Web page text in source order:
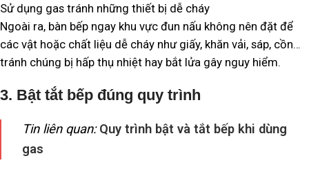
Sử dụng gas tránh những thiết bị dễ cháy
Ngoài ra, bàn bếp ngay khu vực đun nấu không nên đặt để
các vật hoặc chất liệu dễ cháy như giấy, khăn vải, sáp, cồn…
tránh chúng bị hấp thụ nhiệt hay bắt lửa gây nguy hiểm.
3. Bật tắt bếp đúng quy trình
Tin liên quan:Quy trình bật và tắt bếp khi dùng
gas